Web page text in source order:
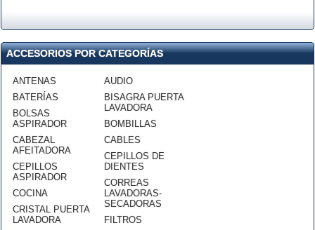
ACCESORIOS POR CATEGORÍAS
ANTENAS
BATERÍAS
BOLSAS
ASPIRADOR
CABEZAL
AFEITADORA
CEPILLOS
ASPIRADOR
COCINA
CRISTAL PUERTA
LAVADORA
AUDIO
BISAGRA PUERTA
LAVADORA
BOMBILLAS
CABLES
CEPILLOS DE
DIENTES
CORREAS
LAVADORAS-
SECADORAS
FILTROS